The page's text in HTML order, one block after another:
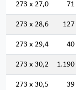
273 x 27,0 71
273 x 28,6 127
273 x 29,4 40
273 x 30,2 1.190
273 x 30,5 39